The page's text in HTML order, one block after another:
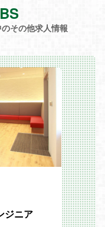
その他求人情報
ジニア